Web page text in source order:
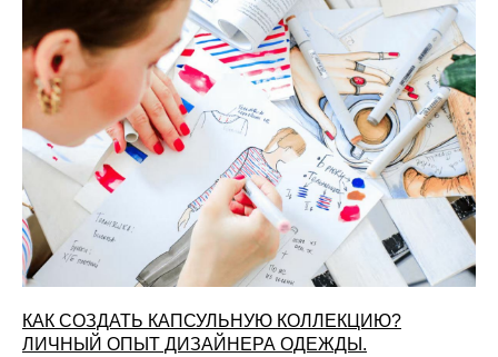
КАК СОЗДАТЬ КАПСУЛЬНУЮ КОЛЛЕКЦИЮ?
ЛИЧНЫЙ ОПЫТ ДИЗАЙНЕРА ОДЕЖДЫ.